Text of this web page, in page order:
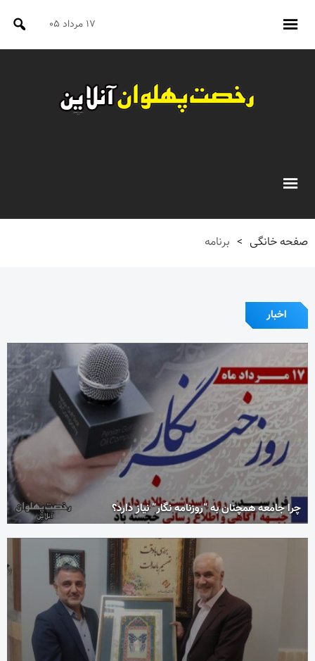
۱۷ مرداد ۰۵
صفحه خانگی > برنامه
اخبار
چرا جامعه همچنان به “روزنامه نگار” نیاز دارد؟